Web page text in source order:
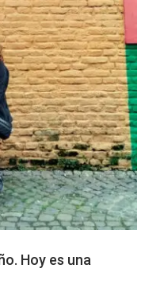
Hoy es una